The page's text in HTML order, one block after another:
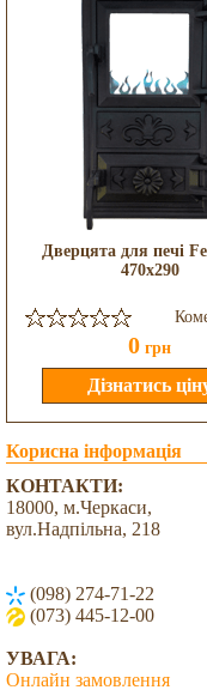
Дверцята для печі
470x290
0 грн
Корисна інформація
КОНТАКТИ:
18000, м.Черкаси,
вул.Надпільна, 218
(098) 274-71-22
(073) 445-12-00
УВАГА:
Онлайн замовлення